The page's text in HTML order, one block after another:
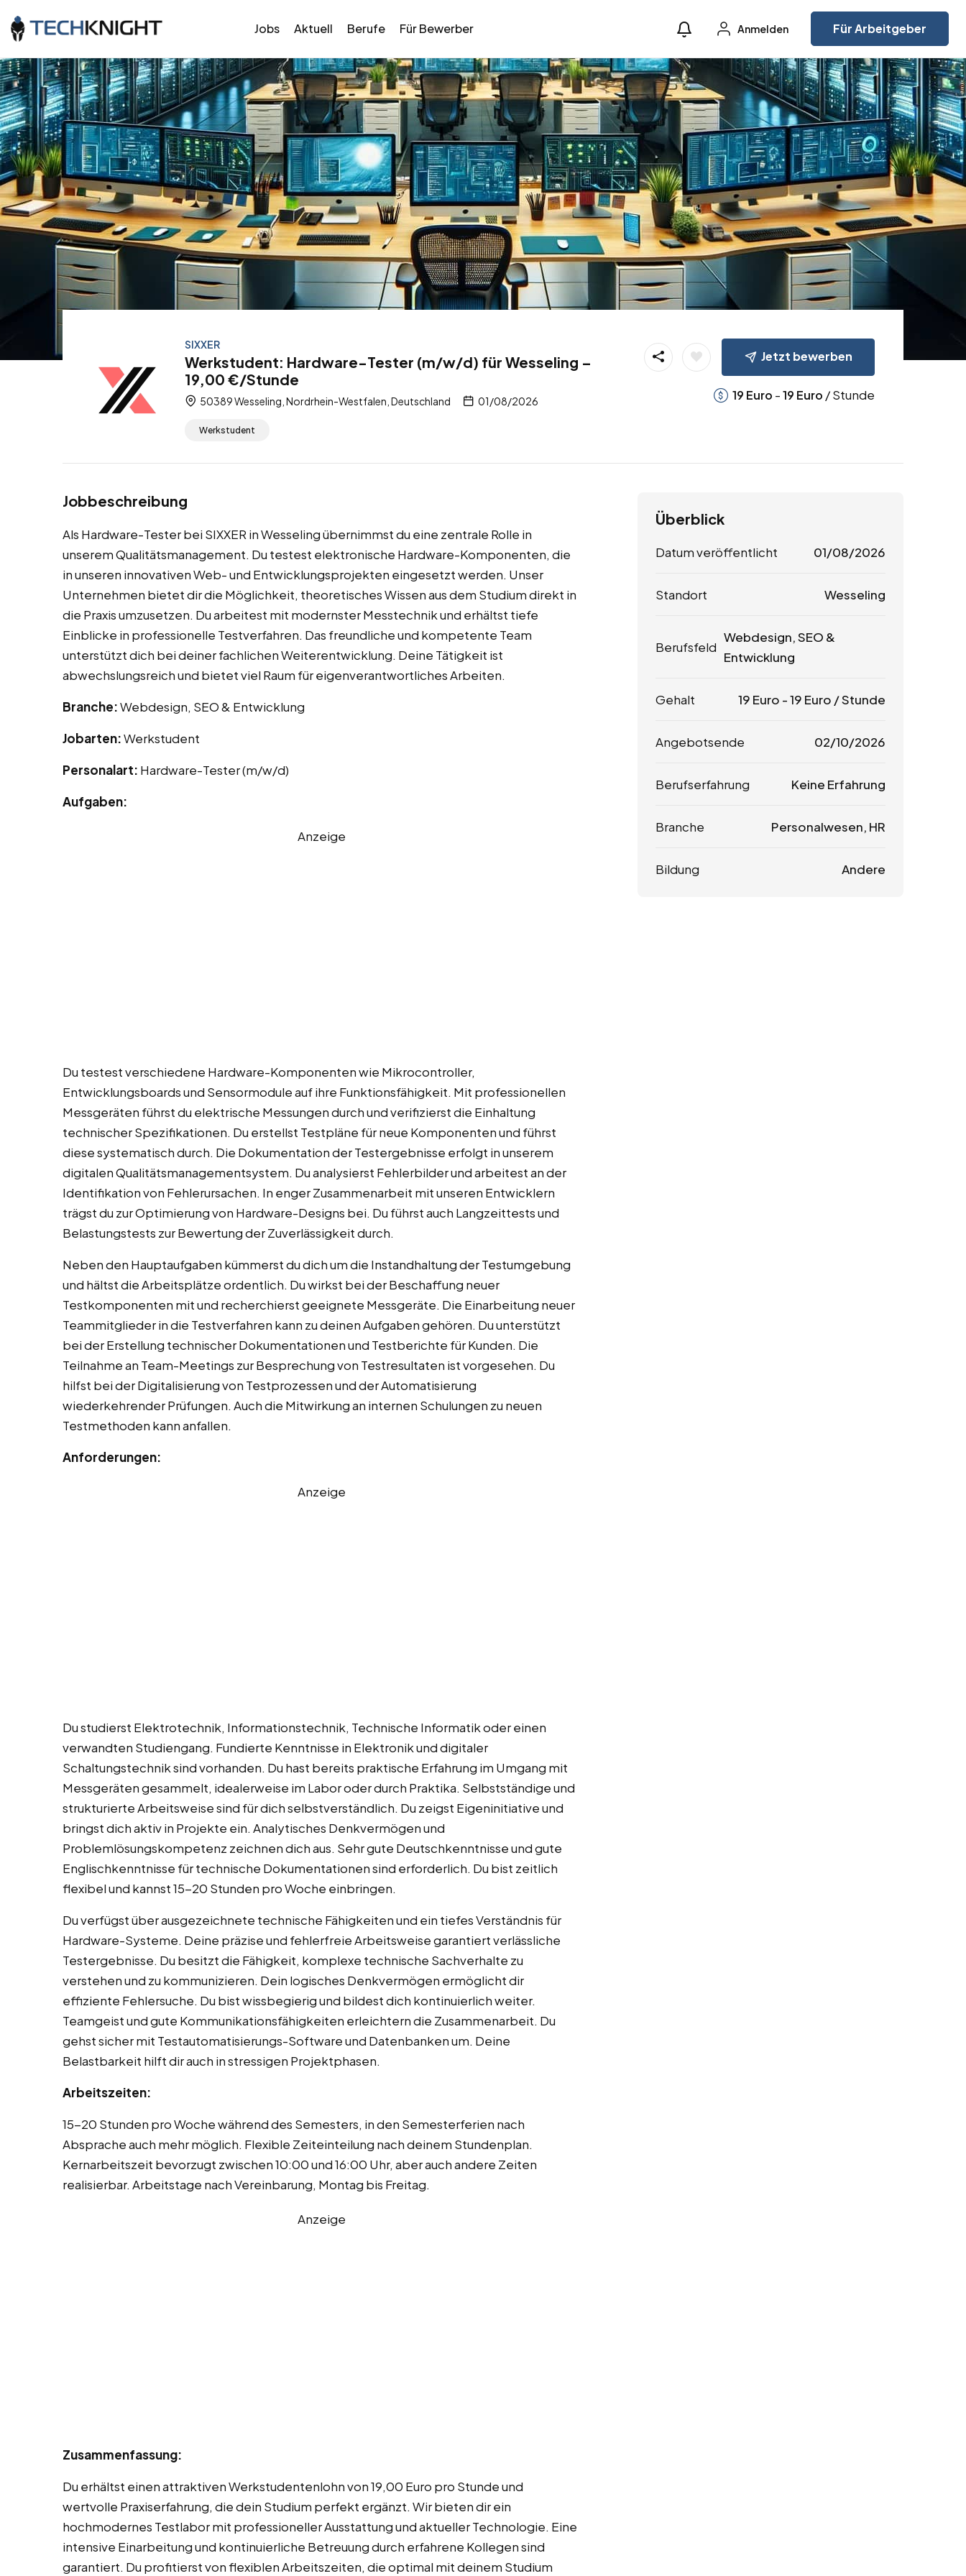
Jobs Aktuell Berufe Für Bewerber Anmelden Für Arbeitgeber
SIXXER
Werkstudent: Hardware-Tester (m/w/d) für Wesseling –
19,00 €/Stunde
50389 Wesseling, Nordrhein-Westfalen, Deutschland 01/08/2026
Werkstudent
Jetzt bewerben
19 Euro -19 Euro / Stunde
Jobbeschreibung
Als Hardware-Tester bei SIXXER in Wesseling übernimmst du eine zentrale Rolle in
unserem Qualitätsmanagement. Du testest elektronische Hardware-Komponenten, die
in unseren innovativen Web- und Entwicklungsprojekten eingesetzt werden. Unser
Unternehmen bietet dir die Möglichkeit, theoretisches Wissen aus dem Studium direkt in
die Praxis umzusetzen. Du arbeitest mit modernster Messtechnik und erhältst tiefe
Einblicke in professionelle Testverfahren. Das freundliche und kompetente Team
unterstützt dich bei deiner fachlichen Weiterentwicklung. Deine Tätigkeit ist
abwechslungsreich und bietet viel Raum für eigenverantwortliches Arbeiten.
Branche:Webdesign, SEO & Entwicklung
Jobarten:Werkstudent
Personalart: Hardware-Tester (m/w/d)
Aufgaben:
Anzeige
Du testest verschiedene Hardware-Komponenten wie Mikrocontroller,
Entwicklungsboards und Sensormodule auf ihre Funktionsfähigkeit. Mit professionellen
Messgeräten führst du elektrische Messungen durch und verifizierst die Einhaltung
technischer Spezifikationen. Du erstellst Testpläne für neue Komponenten und führst
diese systematisch durch. Die Dokumentation der Testergebnisse erfolgt in unserem
digitalen Qualitätsmanagementsystem. Du analysierst Fehlerbilder und arbeitest an der
Identifikation von Fehlerursachen. In enger Zusammenarbeit mit unseren Entwicklern
trägst du zur Optimierung von Hardware-Designs bei. Du führst auch Langzeittests und
Belastungstests zur Bewertung der Zuverlässigkeit durch.
Neben den Hauptaufgaben kümmerst du dich um die Instandhaltung der Testumgebung
und hältst die Arbeitsplätze ordentlich. Du wirkst bei der Beschaffung neuer
Testkomponenten mit und recherchierst geeignete Messgeräte. Die Einarbeitung neuer
Teammitglieder in die Testverfahren kann zu deinen Aufgaben gehören. Du unterstützt
bei der Erstellung technischer Dokumentationen und Testberichte für Kunden. Die
Teilnahme an Team-Meetings zur Besprechung von Testresultaten ist vorgesehen. Du
hilfst bei der Digitalisierung von Testprozessen und der Automatisierung
wiederkehrender Prüfungen. Auch die Mitwirkung an internen Schulungen zu neuen
Testmethoden kann anfallen.
Anforderungen:
Anzeige
Du studierst Elektrotechnik, Informationstechnik, Technische Informatik oder einen
verwandten Studiengang. Fundierte Kenntnisse in Elektronik und digitaler
Schaltungstechnik sind vorhanden. Du hast bereits praktische Erfahrung im Umgang mit
Messgeräten gesammelt, idealerweise im Labor oder durch Praktika. Selbstständige und
strukturierte Arbeitsweise sind für dich selbstverständlich. Du zeigst Eigeninitiative und
bringst dich aktiv in Projekte ein. Analytisches Denkvermögen und
Problemlösungskompetenz zeichnen dich aus. Sehr gute Deutschkenntnisse und gute
Englischkenntnisse für technische Dokumentationen sind erforderlich. Du bist zeitlich
flexibel und kannst 15-20 Stunden pro Woche einbringen.
Du verfügst über ausgezeichnete technische Fähigkeiten und ein tiefes Verständnis für
Hardware-Systeme. Deine präzise und fehlerfreie Arbeitsweise garantiert verlässliche
Testergebnisse. Du besitzt die Fähigkeit, komplexe technische Sachverhalte zu
verstehen und zu kommunizieren. Dein logisches Denkvermögen ermöglicht dir
effiziente Fehlersuche. Du bist wissbegierig und bildest dich kontinuierlich weiter.
Teamgeist und gute Kommunikationsfähigkeiten erleichtern die Zusammenarbeit. Du
gehst sicher mit Testautomatisierungs-Software und Datenbanken um. Deine
Belastbarkeit hilft dir auch in stressigen Projektphasen.
Arbeitszeiten:
15-20 Stunden pro Woche während des Semesters, in den Semesterferien nach
Absprache auch mehr möglich. Flexible Zeiteinteilung nach deinem Stundenplan.
Kernarbeitszeit bevorzugt zwischen 10:00 und 16:00 Uhr, aber auch andere Zeiten
realisierbar. Arbeitstage nach Vereinbarung, Montag bis Freitag.
Anzeige
Zusammenfassung:
Du erhältst einen attraktiven Werkstudentenlohn von 19,00 Euro pro Stunde und
wertvolle Praxiserfahrung, die dein Studium perfekt ergänzt. Wir bieten dir ein
hochmodernes Testlabor mit professioneller Ausstattung und aktueller Technologie. Eine
intensive Einarbeitung und kontinuierliche Betreuung durch erfahrene Kollegen sind
garantiert. Du profitierst von flexiblen Arbeitszeiten, die optimal mit deinem Studium
Überblick
Datum veröffentlicht 01/08/2026
Standort Wesseling
Berufsfeld
Webdesign, SEO &
Entwicklung
Gehalt 19 Euro -19 Euro / Stunde
Angebotsende 02/10/2026
Berufserfahrung Keine Erfahrung
Branche Personalwesen, HR
Bildung Andere